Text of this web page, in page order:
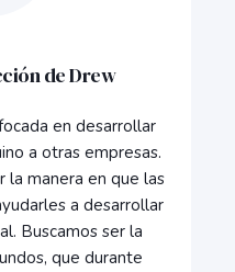
de Drew
en desarrollar
a otras empresas.
la manera en que las
a desarrollar
Buscamos ser la
que durante